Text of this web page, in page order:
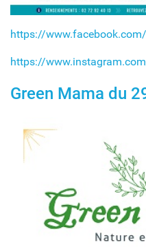
https://
https://
Green Mama du